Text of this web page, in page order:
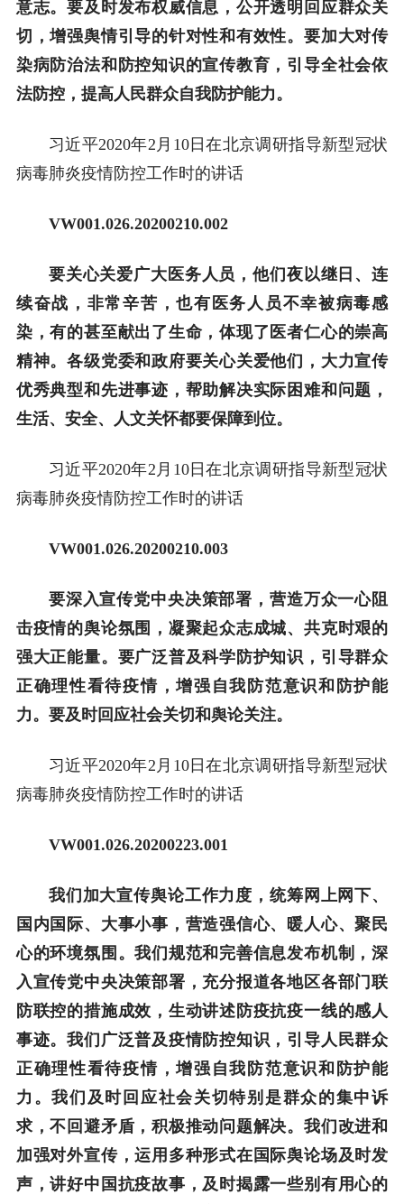
意志。要及时发布权威信息，公开透明回应群众关
切，增强舆情引导的针对性和有效性。要加大对传
染病防治法和防控知识的宣传教育，引导全社会依
法防控，提高人民群众自我防护能力。
习近平2020年2月10日在北京调研指导新型冠状
病毒肺炎疫情防控工作时的讲话
VW001.026.20200210.002
要关心关爱广大医务人员，他们夜以继日、连
续奋战，非常辛苦，也有医务人员不幸被病毒感
染，有的甚至献出了生命，体现了医者仁心的崇高
精神。各级党委和政府要关心关爱他们，大力宣传
优秀典型和先进事迹，帮助解决实际困难和问题，
生活、安全、人文关怀都要保障到位。
习近平2020年2月10日在北京调研指导新型冠状
病毒肺炎疫情防控工作时的讲话
VW001.026.20200210.003
要深入宣传党中央决策部署，营造万众一心阻
击疫情的舆论氛围，凝聚起众志成城、共克时艰的
强大正能量。要广泛普及科学防护知识，引导群众
正确理性看待疫情，增强自我防范意识和防护能
力。要及时回应社会关切和舆论关注。
习近平2020年2月10日在北京调研指导新型冠状
病毒肺炎疫情防控工作时的讲话
VW001.026.20200223.001
我们加大宣传舆论工作力度，统筹网上网下、
国内国际、大事小事，营造强信心、暖人心、聚民
心的环境氛围。我们规范和完善信息发布机制，深
入宣传党中央决策部署，充分报道各地区各部门联
防联控的措施成效，生动讲述防疫抗疫一线的感人
事迹。我们广泛普及疫情防控知识，引导人民群众
正确理性看待疫情，增强自我防范意识和防护能
力。我们及时回应社会关切特别是群众的集中诉
求，不回避矛盾，积极推动问题解决。我们改进和
加强对外宣传，运用多种形式在国际舆论场及时发
声，讲好中国抗疫故事，及时揭露一些别有用心的